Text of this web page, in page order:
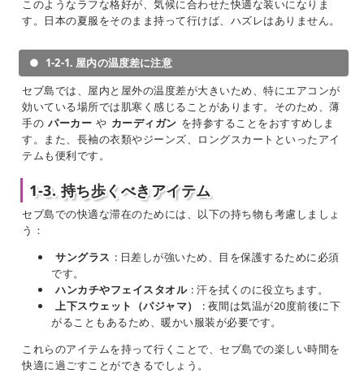
このようなラフな格好が、気候に合わせた快適な装いになりま
す。日本の夏服をそのまま持って行けば、ハズレはありません。
1-2-1. 屋内の温度差に注意
セブ島では、屋内と屋外の温度差が大きいため、特にエアコンが
効いている場所では肌寒く感じることがあります。そのため、薄
手の パーカー や カーディガン を持参することをおすすめしま
す。また、長袖の衣類やジーンズ、ロングスカートといったアイ
テムも便利です。
1-3. 持ち歩くべきアイテム
セブ島での快適な滞在のためには、以下の持ち物も考慮しましょ
う：
サングラス : 日差しが強いため、目を保護するために必須
です。
ハンカチやフェイスタオル : 汗を拭くのに役立ちます。
上下スウェット（パジャマ）
: 夜間は気温が20度前後に下
がることもあるため、暖かい服装が必要です。
これらのアイテムを持って行くことで、セブ島での楽しい時間を
快適に過ごすことができるでしょう。